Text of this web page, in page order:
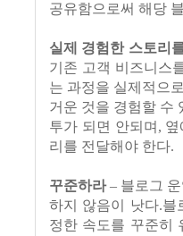
공유함으로써 해당
실제 경험한 스토리
기존 고객 비즈니스
는 과정을 실제적으
거운 것을 경험할 수
투가 되면 안되며,
리를 전달해야 한다.
꾸준하라– 블로그
하지 않음이 낫다.블
정한 속도를 꾸준히